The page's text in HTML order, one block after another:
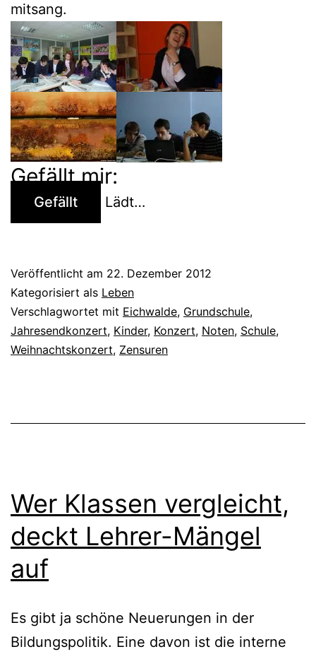
mitsang.
Gefällt mir:
Gefällt Lädt…
Veröffentlicht am 22. Dezember 2012
Kategorisiert als Leben
Verschlagwortet mit Eichwalde, Grundschule,
Jahresendkonzert, Kinder, Konzert, Noten, Schule,
Weihnachtskonzert, Zensuren
Wer Klassen vergleicht,
deckt Lehrer-Mängel
auf
Es gibt ja schöne Neuerungen in der
Bildungspolitik. Eine davon ist die interne